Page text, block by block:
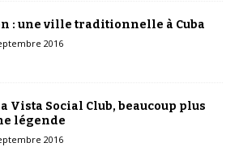
: une ville traditionnelle à Cuba
2016
Vista Social Club, beaucoup plus
légende
2016